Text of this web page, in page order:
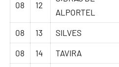
08 12
ALPORTEL
08 13 SILVES
08 14 TAVIRA